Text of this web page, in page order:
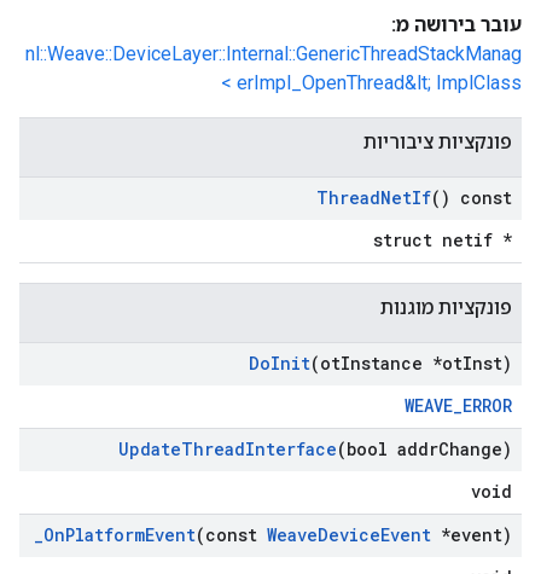
עובר בירושה מ:
nl::Weave::DeviceLayer::Internal::GenericThreadStackManag
erImpl_OpenThread&lt; ImplClass >
פונקציות ציבוריות
ThreadNetIf() const
struct netif *
פונקציות מוגנות
DoInit(otInstance *otInst)
WEAVE_ERROR
UpdateThreadInterface(bool addrChange)
void
_OnPlatformEvent(const WeaveDeviceEvent *event)